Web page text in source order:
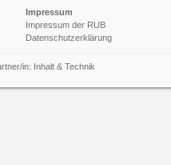
Impressum
Impressum der RUB
Datenschutzerklärung
in: Inhalt& Technik